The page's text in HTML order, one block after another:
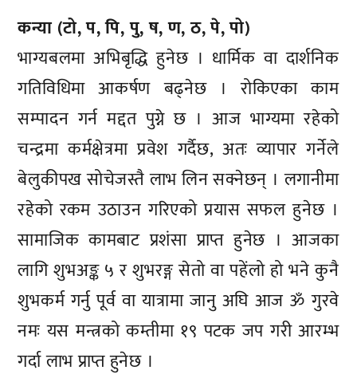
कन्या (टो, प, पि, पु, ष, ण, ठ, पे, पो)
भाग्यबलमा अभिबृद्धि हुनेछ । धार्मिक वा दार्शनिक
गतिविधिमा आकर्षण बढ्नेछ । रोकिएका काम
सम्पादन गर्न मद्दत पुग्ने छ । आज भाग्यमा रहेको
चन्द्रमा कर्मक्षेत्रमा प्रवेश गर्दैछ, अतः व्यापार गर्नेले
बेलुकीपख सोचेजस्तै लाभ लिन सक्नेछन् । लगानीमा
रहेको रकम उठाउन गरिएको प्रयास सफल हुनेछ ।
सामाजिक कामबाट प्रशंसा प्राप्त हुनेछ । आजका
लागि शुभअङ्क ५ र शुभरङ्ग सेतो वा पहेंलो हो भने कुनै
शुभकर्म गर्नु पूर्व वा यात्रामा जानु अघि आज ॐ गुरवे
नमः यस मन्त्रको कम्तीमा १९ पटक जप गरी आरम्भ
गर्दा लाभ प्राप्त हुनेछ ।